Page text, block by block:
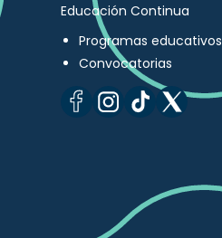
Educación Continua
Programas educativos
Convocatorias